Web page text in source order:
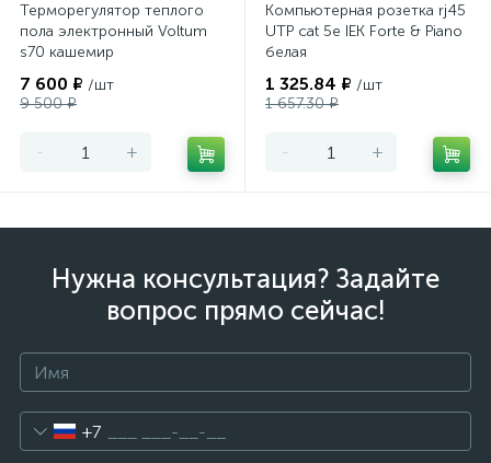
Терморегулятор теплого
пола электронный Voltum
s70 кашемир
7 600 ₽ /шт
9 500 ₽
- +
Компьютерная розетка rj45
UTP cat 5e IEK Forte & Piano
белая
1 325.84 ₽ /шт
1 657.30 ₽
- +
Нужна консультация? Задайте
вопрос прямо сейчас!
+7